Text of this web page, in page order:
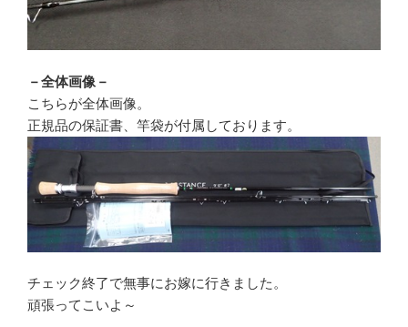
－全体画像－
こちらが全体画像。
正規品の保証書、竿袋が付属しております。
チェック終了で無事にお嫁に行きました。
頑張ってこいよ～